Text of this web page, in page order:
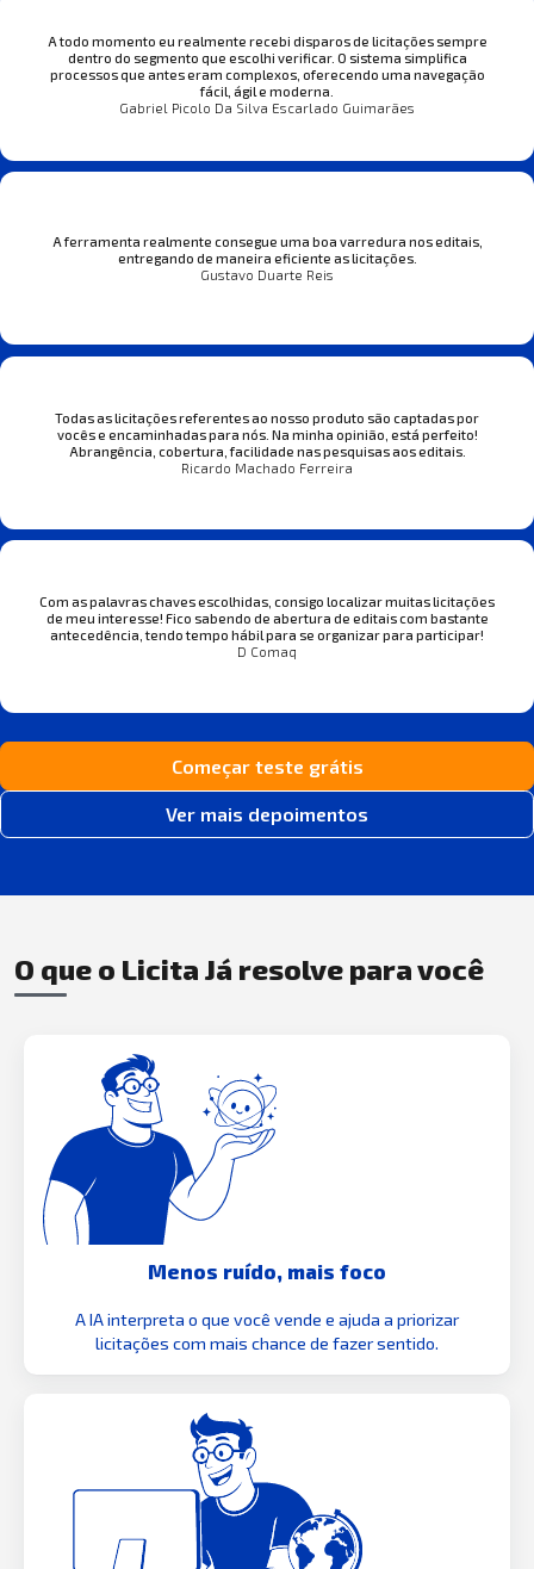
A todo momento eu realmente recebi disparos de licitações sempre
dentro do segmento que escolhi verificar. O sistema simplifica
processos que antes eram complexos, oferecendo uma navegação
fácil, ágil e moderna.
Gabriel Picolo Da Silva Escarlado Guimarães
A ferramenta realmente consegue uma boa varredura nos editais,
entregando de maneira eficiente as licitações.
Gustavo Duarte Reis
Todas as licitações referentes ao nosso produto são captadas por
vocês e encaminhadas para nós. Na minha opinião, está perfeito!
Abrangência, cobertura, facilidade nas pesquisas aos editais.
Ricardo Machado Ferreira
Com as palavras chaves escolhidas, consigo localizar muitas licitações
de meu interesse! Fico sabendo de abertura de editais com bastante
antecedência, tendo tempo hábil para se organizar para participar!
D Comaq
Começar teste grátis
Ver mais depoimentos
O que o Licita Já resolve para você
Menos ruído, mais foco
A IA interpreta o que você vende e ajuda a priorizar
licitações com mais chance de fazer sentido.